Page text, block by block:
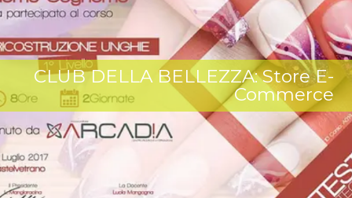
CLUB DELLA BELLEZZA: Store E-
Commerce